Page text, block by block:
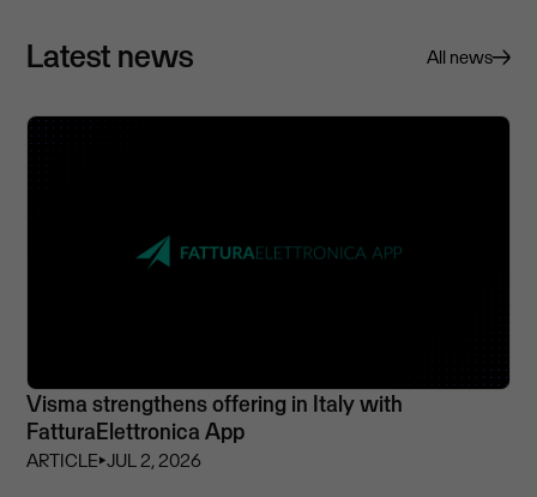
Latest news All news
Visma strengthens offering in Italy with
FatturaElettronica App
ARTICLE⏵JUL 2, 2026